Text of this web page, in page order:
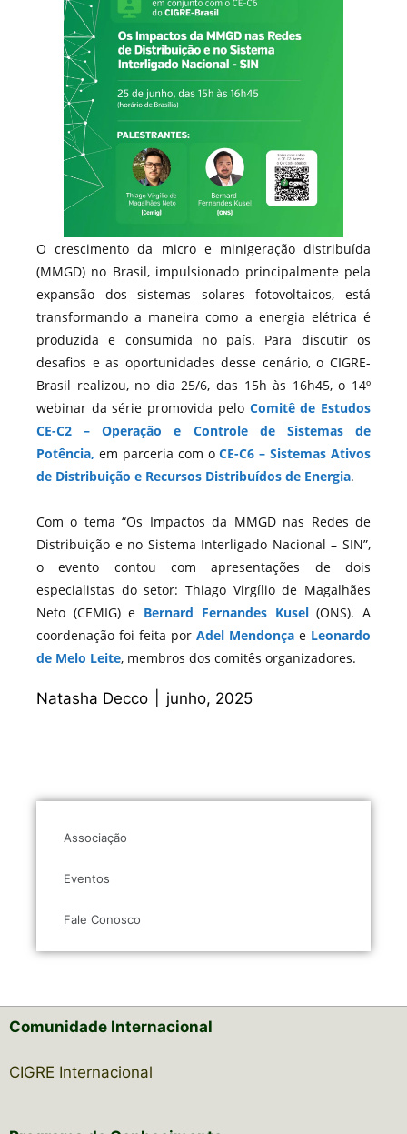
O crescimento da micro e minigeração distribuída
(MMGD) no Brasil, impulsionado principalmente pela
expansão dos sistemas solares fotovoltaicos, está
transformando a maneira como a energia elétrica é
produzida e consumida no país. Para discutir os
desafios e as oportunidades desse cenário, o CIGRE-
Brasil realizou, no dia 25/6, das 15h às 16h45, o 14º
webinar da série promovida pelo Comitê de Estudos
CE-C2 – Operação e Controle de Sistemas de
Potência, em parceria com oCE-C6 – Sistemas Ativos
de Distribuição e Recursos Distribuídos de Energia.
Com o tema “Os Impactos da MMGD nas Redes de
Distribuição e no Sistema Interligado Nacional – SIN”,
o evento contou com apresentações de dois
especialistas do setor: Thiago Virgílio de Magalhães
Neto (CEMIG) e Bernard Fernandes Kusel(ONS). A
coordenação foi feita por Adel Mendonça e Leonardo
de Melo Leite, membros dos comitês organizadores.
Natasha Decco junho, 2025
Associação
Eventos
Fale Conosco
Comunidade Internacional
CIGRE Internacional